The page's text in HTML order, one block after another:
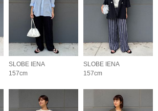
SLOBE IENA
157cm
SLOBE IENA
157cm